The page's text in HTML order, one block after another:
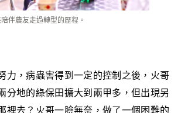
伴農友走過轉型的歷程。
力，病蟲害得到一定的控制之後，火哥
分地的綠保田擴大到兩甲多，但出現另
去？火哥一臉無奈，做了一個困難的